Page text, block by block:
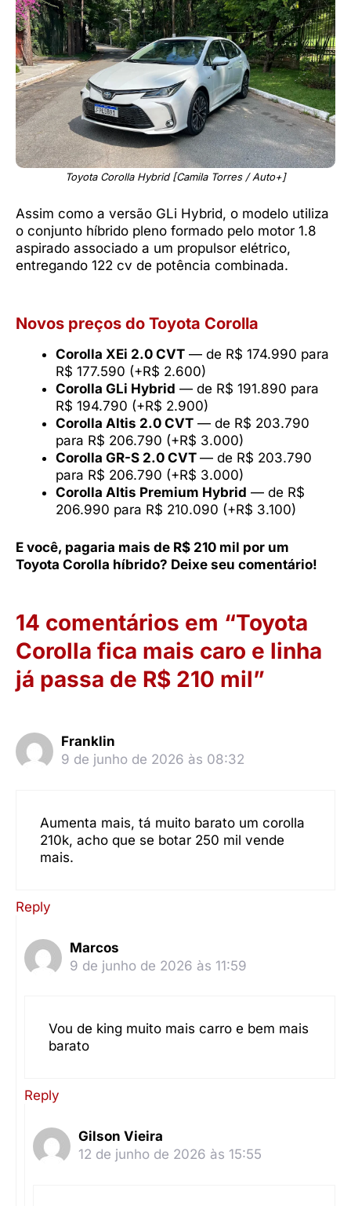
Toyota Corolla Hybrid [Camila Torres / Auto+]
Assim como a versão GLi Hybrid, o modelo utiliza
o conjunto híbrido pleno formado pelo motor 1.8
aspirado associado a um propulsor elétrico,
entregando 122 cv de potência combinada.
Novos preços do Toyota Corolla
Corolla XEi 2.0 CVT — de R$ 174.990 para
R$ 177.590 (+R$ 2.600)
Corolla GLi Hybrid — de R$ 191.890 para
R$ 194.790 (+R$ 2.900)
Corolla Altis 2.0 CVT — de R$ 203.790
para R$ 206.790 (+R$ 3.000)
Corolla GR-S 2.0 CVT — de R$ 203.790
para R$ 206.790 (+R$ 3.000)
Corolla Altis Premium Hybrid — de R$
206.990 para R$ 210.090 (+R$ 3.100)
E você, pagaria mais de R$ 210 mil por um
Toyota Corolla híbrido? Deixe seu comentário!
14 comentários em “Toyota
Corolla fica mais caro e linha
já passa de R$ 210 mil”
Franklin
9 de junho de 2026 às 08:32
Aumenta mais, tá muito barato um corolla
210k, acho que se botar 250 mil vende
mais.
Reply
Marcos
9 de junho de 2026 às 11:59
Vou de king muito mais carro e bem mais
barato
Reply
Gilson Vieira
12 de junho de 2026 às 15:55